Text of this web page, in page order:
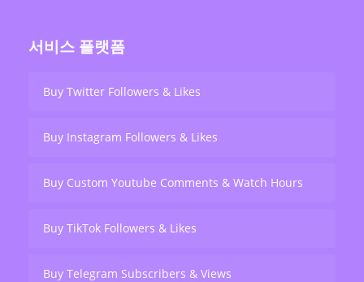
서비스 플랫폼
Buy Twitter Followers & Likes
Buy Instagram Followers & Likes
Buy Custom Youtube Comments & Watch Hours
Buy TikTok Followers & Likes
Buy Telegram Subscribers & Views